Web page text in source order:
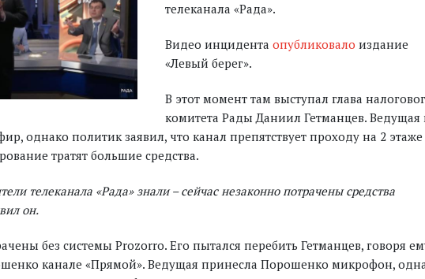
телеканала «Рада».
Видео инцидента опубликовало издание
«Левый берег».
В этот момент там выступал глава
комитета Рады Даниил Гетманцев. Ведущая
однако политик заявил, что канал препятствует проходу на 2 этаже
тратят большие средства.
телеканала «Рада» знали – сейчас незаконно потрачены средства
он.
без системы Prozorro. Его пытался перебить Гетманцев, говоря
канале «Прямой». Ведущая принесла Порошенко микрофон,